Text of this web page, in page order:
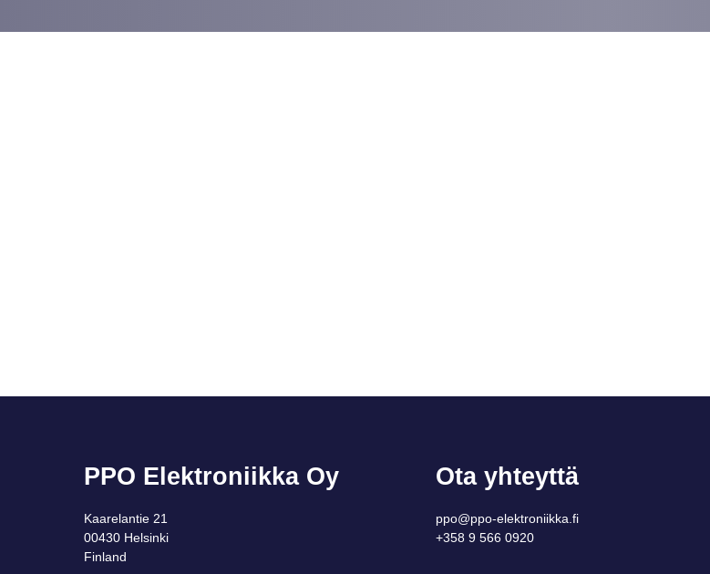
PPO Elektroniikka Oy
Kaarelantie 21
00430 Helsinki
Finland
Ota yhteyttä
ppo@ppo-elektroniikka.fi
+358 9 566 0920